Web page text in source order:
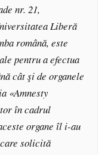
nr. 21,
Liberă
română, este
pentru a efectua
cât şi de organele
«Amnesty
în cadrul
organe îl i-au
solicită